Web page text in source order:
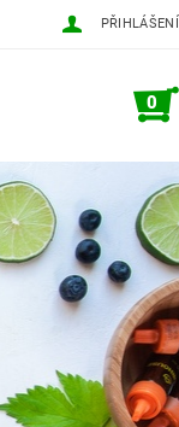
PŘIHLÁŠENÍ
0